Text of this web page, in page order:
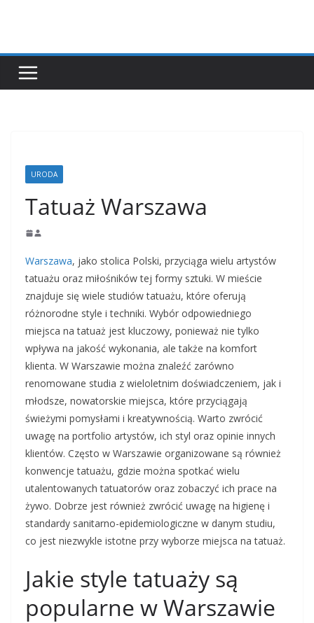
URODA
Tatuaż Warszawa
Warszawa, jako stolica Polski, przyciąga wielu artystów
tatuażu oraz miłośników tej formy sztuki. W mieście
znajduje się wiele studiów tatuażu, które oferują
różnorodne style i techniki. Wybór odpowiedniego
miejsca na tatuaż jest kluczowy, ponieważ nie tylko
wpływa na jakość wykonania, ale także na komfort
klienta. W Warszawie można znaleźć zarówno
renomowane studia z wieloletnim doświadczeniem, jak i
młodsze, nowatorskie miejsca, które przyciągają
świeżymi pomysłami i kreatywnością. Warto zwrócić
uwagę na portfolio artystów, ich styl oraz opinie innych
klientów. Często w Warszawie organizowane są również
konwencje tatuażu, gdzie można spotkać wielu
utalentowanych tatuatorów oraz zobaczyć ich prace na
żywo. Dobrze jest również zwrócić uwagę na higienę i
standardy sanitarno-epidemiologiczne w danym studiu,
co jest niezwykle istotne przy wyborze miejsca na tatuaż.
Jakie style tatuaży są
popularne w Warszawie